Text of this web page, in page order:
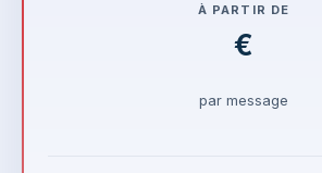
À PARTIR DE
€
par message